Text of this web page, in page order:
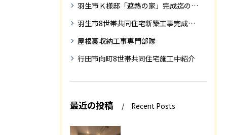
羽生市Ｋ様邸「遮熱の家」完成迄の紹介です
羽生市8世帯共同住宅新築工事完成迄の紹介
屋根裏収納工事専門部隊
行田市向町8世帯共同住宅施工中紹介
最近の投稿 Recent Posts